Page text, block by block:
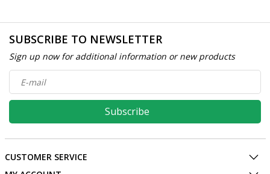
SUBSCRIBE TO NEWSLETTER
Sign up now for additional information or new products
Subscribe
CUSTOMER SERVICE